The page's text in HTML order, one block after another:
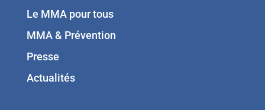
Le MMA pour tous
MMA & Prévention
Presse
Actualités